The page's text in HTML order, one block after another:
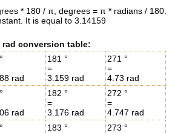
* 180 / π, degrees = π * radians / 180.
It is equal to 3.14159
rad conversion table:
rad
181 °
=
3.159 rad
271 °
=
4.73 rad
rad
182 °
=
3.176 rad
272 °
=
4.747 rad
183 °
273 °